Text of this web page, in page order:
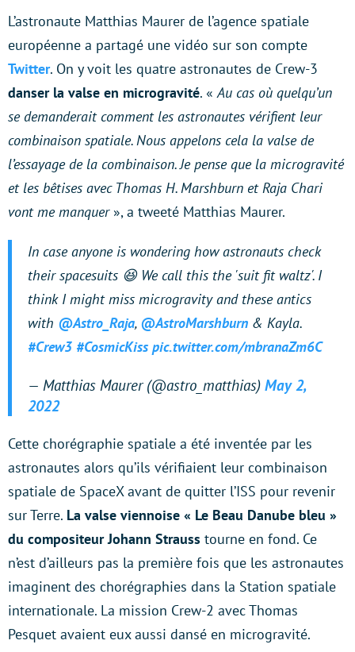
L’astronaute Matthias Maurer de l’agence spatiale
européenne a partagé une vidéo sur son compte
Twitter. On y voit les quatre astronautes de Crew-3
danser la valse en microgravité. «Au cas où quelqu’un
se demanderait comment les astronautes vérifient leur
combinaison spatiale. Nous appelons cela la valse de
l’essayage de la combinaison. Je pense que la microgravité
et les bêtises avec Thomas H. Marshburn et Raja Chari
vont me manquer», a tweeté Matthias Maurer.
In case anyone is wondering how astronauts check
their spacesuits 😆 We call this the 'suit fit waltz'. I
think I might miss microgravity and these antics
with @Astro_Raja, @AstroMarshburn & Kayla.
#Crew3 #CosmicKiss pic.twitter.com/mbranaZm6C
— Matthias Maurer (@astro_matthias) May 2,
2022
Cette chorégraphie spatiale a été inventée par les
astronautes alors qu’ils vérifiaient leur combinaison
spatiale de SpaceX avant de quitter l’ISS pour revenir
sur Terre. La valse viennoise « Le Beau Danube bleu »
du compositeur Johann Strauss tourne en fond. Ce
n’est d’ailleurs pas la première fois que les astronautes
imaginent des chorégraphies dans la Station spatiale
internationale. La mission Crew-2 avec Thomas
Pesquet avaient eux aussi dansé en microgravité.